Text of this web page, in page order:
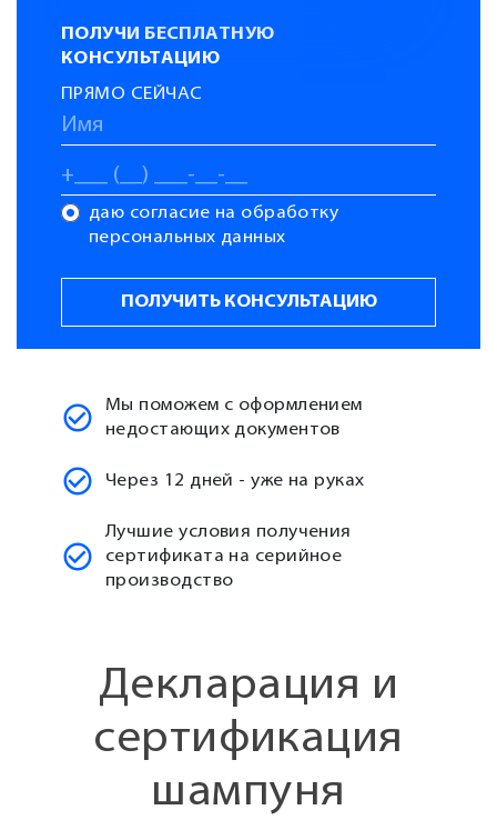
ПОЛУЧИ БЕСПЛАТНУЮ
КОНСУЛЬТАЦИЮ
ПРЯМО СЕЙЧАС
даю согласие на обработку
персональных данных
Мы поможем с оформлением
недостающих документов
Через 12 дней - уже на руках
Лучшие условия получения
сертификата на серийное
производство
Декларация и
сертификация
шампуня